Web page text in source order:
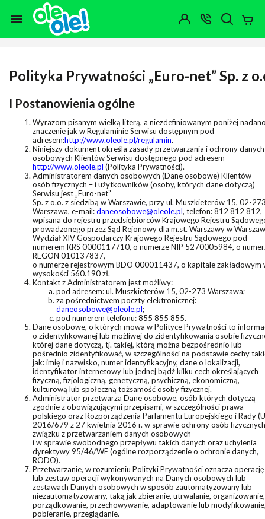
Przejdź do zawartości strony
Przejdź do wyszukiwarki
Przejdź do kategorii
Przejdź do stopki
OTWÓRZ
MENU
Moje
Konto
(0)
Polityka Prywatności „Euro-net” Sp. z
I Postanowienia ogólne
Wyrazom pisanym wielką literą, a niezdefiniowanym poniżej
znaczenie jak w Regulaminie Serwisu dostępnym pod
adresem:http://www.oleole.pl/regulamin.
Niniejszy dokument określa zasady przetwarzania i ochrony danych
osobowych Klientów Serwisu dostępnego pod adresem
http://www.oleole.pl (Polityka Prywatności).
Administratorem danych osobowych (Dane osobowe) Klientów –
osób fizycznych – i użytkowników (osoby, których dane dotyczą)
Serwisu jest „Euro-net”
Sp. z o.o. z siedzibą w Warszawie, przy ul. Muszkieterów 15, 02-
Warszawa, e-mail:daneosobowe@oleole.pl, telefon: 812 812 812,
wpisana do rejestru przedsiębiorców Krajowego Rejestru
prowadzonego przez Sąd Rejonowy dla m.st. Warszawy w
Wydział XIV Gospodarczy Krajowego Rejestru Sądowego pod
numerem KRS 0000117710, o numerze NIP 5270005984, o
REGON 010137837,
o numerze rejestrowym BDO 000011437, o kapitale zakładowym
wysokości 560.190 zł.
Kontakt z Administratorem jest możliwy:
pod adresem: ul. Muszkieterów 15, 02-273 Warszawa;
za pośrednictwem poczty elektronicznej:
daneosobowe@oleole.pl;
pod numerem telefonu: 855 855 855.
Dane osobowe, o których mowa w Polityce Prywatności to
o zidentyfikowanej lub możliwej do zidentyfikowania osobie
której dane dotyczą, tj. takiej, którą można bezpośrednio lub
pośrednio zidentyfikować, w szczególności na podstawie cechy
jak: imię i nazwisko, numer identyfikacyjny, dane o lokalizacji,
identyfikator internetowy lub jednej bądź kilku cech określających
fizyczną, fizjologiczną, genetyczną, psychiczną, ekonomiczną,
kulturową lub społeczną tożsamość osoby fizycznej.
Administrator przetwarza Dane osobowe, osób których dotyczą
zgodnie z obowiązującymi przepisami, w szczególności prawa
polskiego oraz Rozporządzenia Parlamentu Europejskiego i Rady
2016/679 z 27 kwietnia 2016 r. w sprawie ochrony osób
związku z przetwarzaniem danych osobowych
i w sprawie swobodnego przepływu takich danych oraz uchylenia
dyrektywy 95/46/WE (ogólne rozporządzenie o ochronie danych,
RODO).
Przetwarzanie, w rozumieniu Polityki Prywatności oznacza operację
lub zestaw operacji wykonywanych na Danych osobowych lub
zestawach Danych osobowych w sposób zautomatyzowany lub
niezautomatyzowany, taką jak zbieranie, utrwalanie, organizowanie,
porządkowanie, przechowywanie, adaptowanie lub
pobieranie, przeglądanie.